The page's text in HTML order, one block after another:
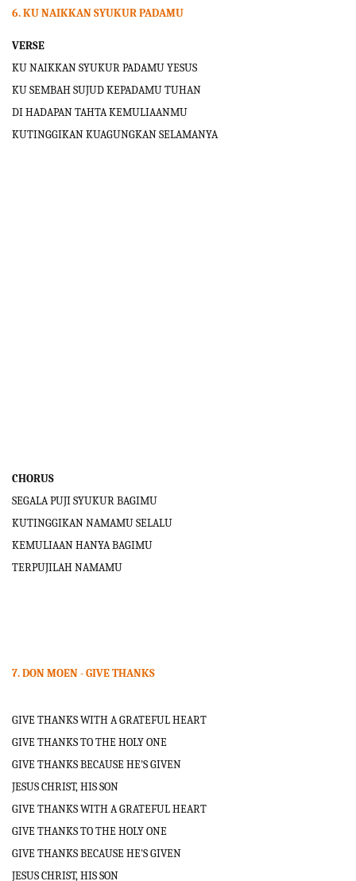
6.KU NAIKKAN SYUKUR PADAMU
VERSE
KU NAIKKAN SYUKUR PADAMU YESUS
KU SEMBAH SUJUD KEPADAMU TUHAN
DI HADAPAN TAHTA KEMULIAANMU
KUTINGGIKAN KUAGUNGKAN SELAMANYA
CHORUS
SEGALA PUJI SYUKUR BAGIMU
KUTINGGIKAN NAMAMU SELALU
KEMULIAAN HANYA BAGIMU
TERPUJILAH NAMAMU
7. DON MOEN - GIVE THANKS
GIVE THANKS WITH A GRATEFUL HEART
GIVE THANKS TO THE HOLY ONE
GIVE THANKS BECAUSE HE'S GIVEN
JESUS CHRIST, HIS SON
GIVE THANKS WITH A GRATEFUL HEART
GIVE THANKS TO THE HOLY ONE
GIVE THANKS BECAUSE HE'S GIVEN
JESUS CHRIST, HIS SON